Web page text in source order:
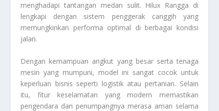
menghadapi tantangan medan sulit. Hilux Rangga di
lengkapi dengan sistem penggerak canggih yang
memungkinkan performa optimal di berbagai kondisi
jalan.
Dengan kemampuan angkut yang besar serta tenaga
mesin yang mumpuni, model ini sangat cocok untuk
keperluan bisnis seperti logistik atau pertanian. Selain
itu, fitur keselamatan yang modern memastikan
pengendara dan penumpangnya merasa aman selama